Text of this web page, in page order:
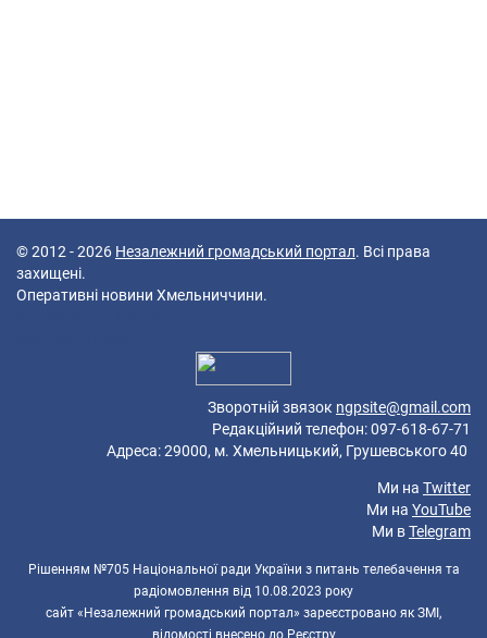
© 2012 - 2026 Незалежний громадський портал. Всі права
захищені.
Оперативні новини Хмельниччини.
Зворотній звязок ngpsite@gmail.com
Редакційний телефон: 097-618-67-71
Адреса: 29000, м. Хмельницький, Грушевського 40
Ми на Twitter
Ми на YouTube
Ми вTelegram
Рішенням №705 Національної ради України з питань телебачення та
радіомовлення від 10.08.2023 року
сайт «Незалежний громадський портал» зареєстровано як ЗМІ,
відомості внесено до Реєстру